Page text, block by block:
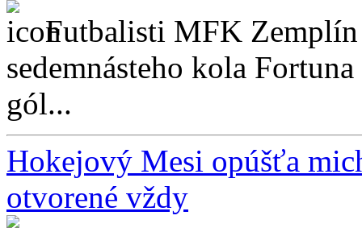
Futbalisti MFK
sedemnásteho kola
gól...
Hokejový Mesi opúšťa
otvorené vždy